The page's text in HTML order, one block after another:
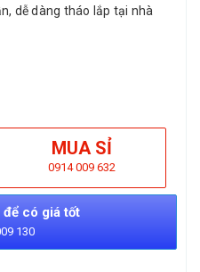
dễ dàng tháo lắp tại nhà
MUA SỈ
0914 009 632
có giá tốt
130